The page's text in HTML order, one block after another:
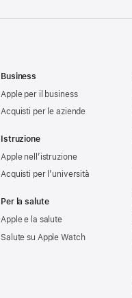
Business
Apple per il business
Acquisti per le aziende
Istruzione
Apple nell’istruzione
Acquisti per l’università
Per la salute
Apple e la salute
Salute su Apple Watch